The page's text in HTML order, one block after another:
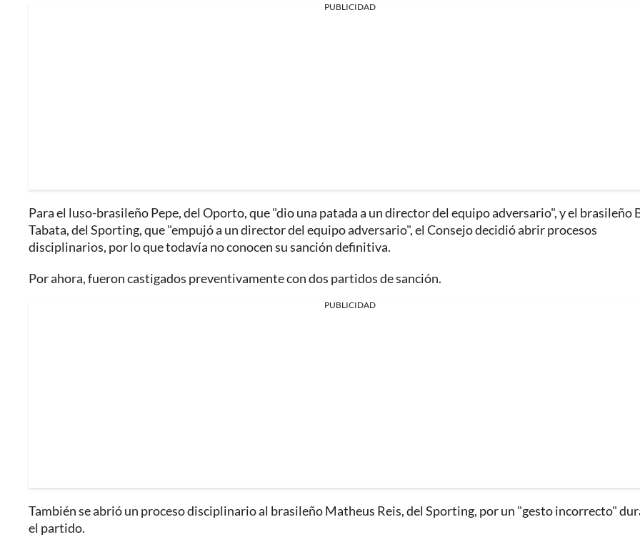
PUBLICIDAD
Para el luso-brasileño Pepe, del Oporto, que "dio una patada a un director del equipo adversario", y el brasileño
Tabata, del Sporting, que "empujó a un director del equipo adversario", el Consejo decidió abrir procesos
disciplinarios, por lo que todavía no conocen su sanción definitiva.
Por ahora, fueron castigados preventivamente con dos partidos de sanción.
PUBLICIDAD
También se abrió un proceso disciplinario al brasileño Matheus Reis, del Sporting, por un "gesto incorrecto"
el partido.